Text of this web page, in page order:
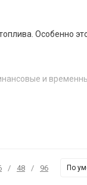
Особенно
и
/ 48 / 96 По